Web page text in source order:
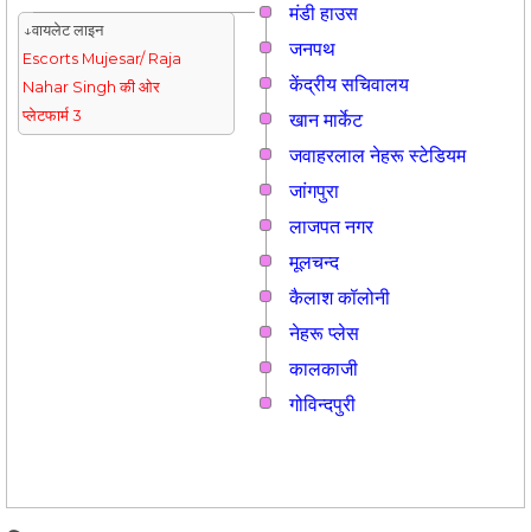
मंडी हाउस
↓वायलेट लाइन
Escorts Mujesar/ Raja
Nahar Singh की ओर
प्लेटफार्म 3
जनपथ
केंद्रीय सचिवालय
खान मार्केट
जवाहरलाल नेहरू स्टेडियम
जांगपुरा
लाजपत नगर
मूलचन्द
कैलाश कॉलोनी
नेहरू प्लेस
कालकाजी
गोविन्दपुरी